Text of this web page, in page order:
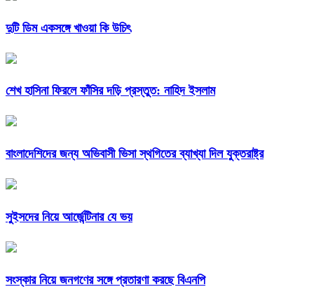
দুটি ডিম একসঙ্গে খাওয়া কি উচিৎ
শেখ হাসিনা ফিরলে ফাঁসির দড়ি প্রস্তুত: নাহিদ ইসলাম
বাংলাদেশিদের জন্য অভিবাসী ভিসা স্থগিতের ব্যাখ্যা দিল যুক্তরাষ্ট্র
সুইসদের নিয়ে আর্জেন্টিনার যে ভয়
সংস্কার নিয়ে জনগণের সঙ্গে প্রতারণা করছে বিএনপি